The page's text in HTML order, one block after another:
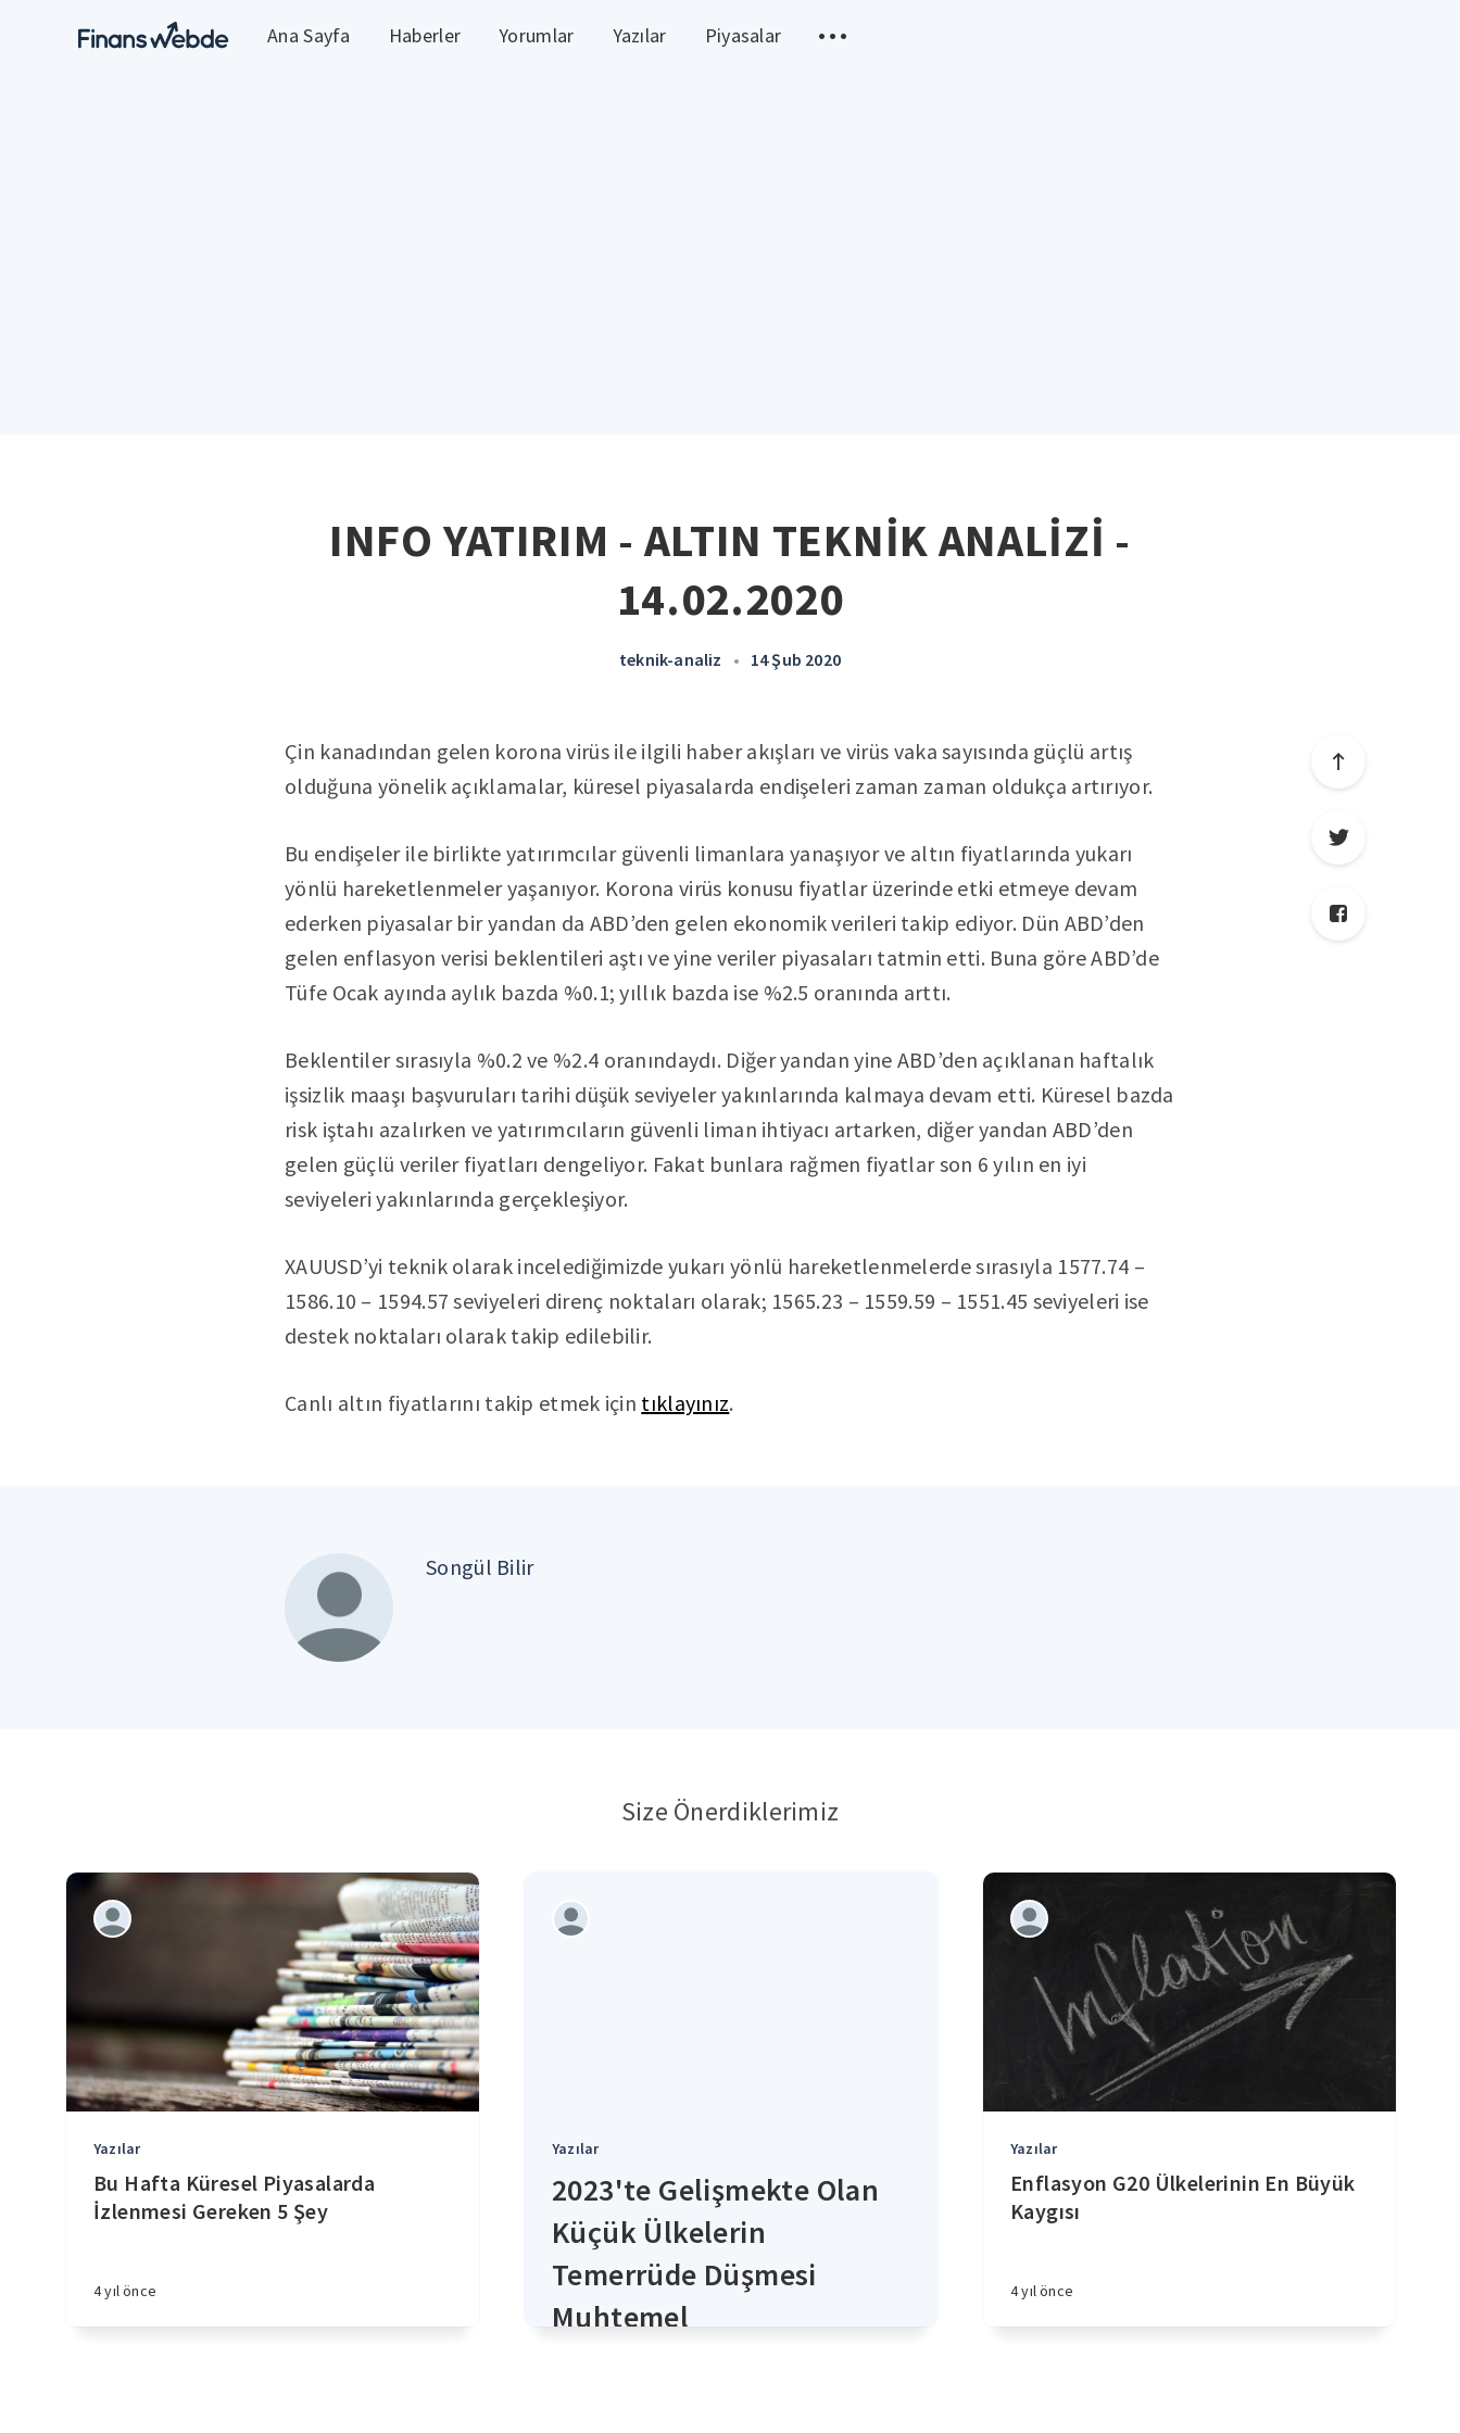
Ana Sayfa Haberler Yorumlar Yazılar Piyasalar
INFO YATIRIM - ALTIN TEKNİK ANALİZİ -
14.02.2020
teknik-analiz • 14 Şub 2020
Çin kanadından gelen korona virüs ile ilgili haber akışları ve virüs vaka sayısında güçlü artış
olduğuna yönelik açıklamalar, küresel piyasalarda endişeleri zaman zaman oldukça artırıyor.
Bu endişeler ile birlikte yatırımcılar güvenli limanlara yanaşıyor ve altın fiyatlarında yukarı
yönlü hareketlenmeler yaşanıyor. Korona virüs konusu fiyatlar üzerinde etki etmeye devam
ederken piyasalar bir yandan da ABD’den gelen ekonomik verileri takip ediyor. Dün ABD’den
gelen enflasyon verisi beklentileri aştı ve yine veriler piyasaları tatmin etti. Buna göre ABD’de
Tüfe Ocak ayında aylık bazda %0.1; yıllık bazda ise %2.5 oranında arttı.
Beklentiler sırasıyla %0.2 ve %2.4 oranındaydı. Diğer yandan yine ABD’den açıklanan haftalık
işsizlik maaşı başvuruları tarihi düşük seviyeler yakınlarında kalmaya devam etti. Küresel bazda
risk iştahı azalırken ve yatırımcıların güvenli liman ihtiyacı artarken, diğer yandan ABD’den
gelen güçlü veriler fiyatları dengeliyor. Fakat bunlara rağmen fiyatlar son 6 yılın en iyi
seviyeleri yakınlarında gerçekleşiyor.
XAUUSD’yi teknik olarak incelediğimizde yukarı yönlü hareketlenmelerde sırasıyla 1577.74 –
1586.10 – 1594.57 seviyeleri direnç noktaları olarak; 1565.23 – 1559.59 – 1551.45 seviyeleri ise
destek noktaları olarak takip edilebilir.
Canlı altın fiyatlarını takip etmek için tıklayınız.
Songül Bilir
Size Önerdiklerimiz
Yazılar
Bu Hafta Küresel Piyasalarda
İzlenmesi Gereken 5 Şey
4 yıl önce
Yazılar
2023'te Gelişmekte Olan
Küçük Ülkelerin
Temerrüde Düşmesi
Muhtemel
Yazılar
Enflasyon G20 Ülkelerinin En Büyük
Kaygısı
4 yıl önce